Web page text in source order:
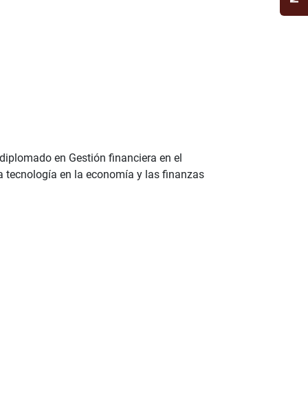
en Gestión financiera en el
en la economía y las finanzas